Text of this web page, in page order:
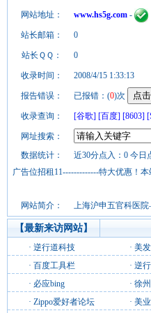
网站地址： www.hs5g.com -
站长邮箱： 0
站长ＱＱ： 0
收录时间： 2008/4/15 1:33:13
报告错误： 已报错：(0)次
收录查询： [谷歌] [百度] [8603]
网址搜索：
数据统计：
近30分点入：0 今日
广告位招租11-------------特大优惠！
网站简介：
上海沪申五官科医
【最新来访网站】
· 逆行道科技 · 美
· 百度工具栏 · 逆
· 必应bing · 徐
· Zippo爱好者论坛 · 美